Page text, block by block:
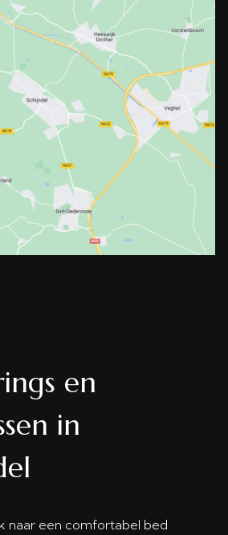
en
in
naar een comfortabel bed